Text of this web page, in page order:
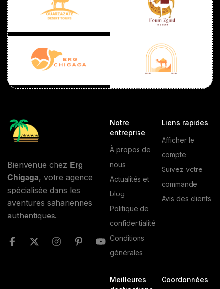
Bienvenue chez Erg
Chigaga, votre agence
spécialisée dans les
aventures sahariennes
authentiques.
Notre
entreprise
À propos de
nous
Actualités et
blog
Politique de
confidentialité
Conditions
générales
Liens rapides
Afficher le
compte
Suivez votre
commande
Avis des clients
Meilleures
Coordonnées